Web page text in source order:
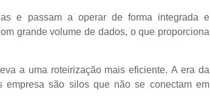
e passam a operar de forma integrada e
grande volume de dados, o que proporciona
a uma roteirização mais eficiente.A era da
empresa são silos que não se conectam em